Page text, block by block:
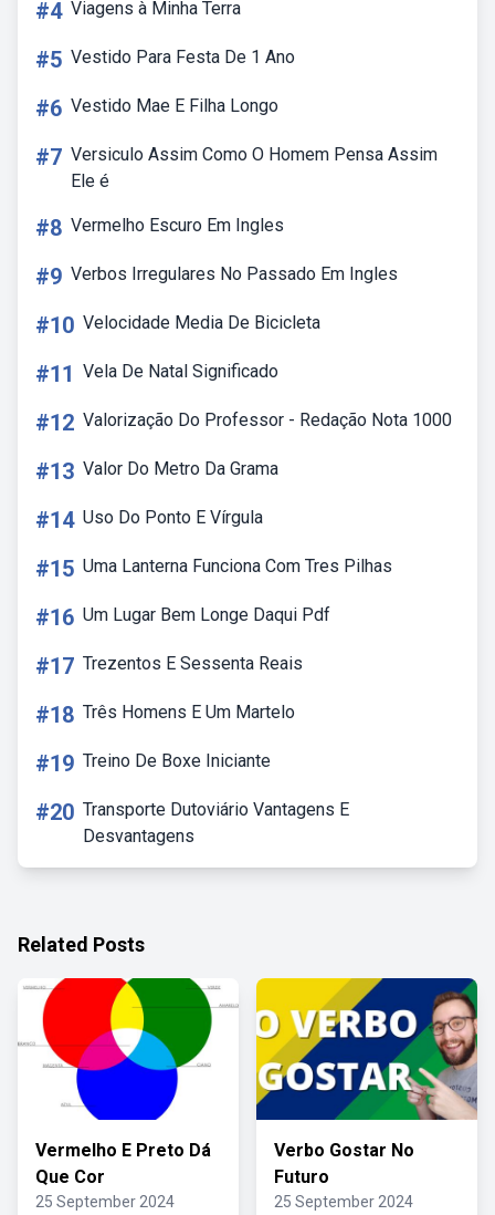
#4 Viagens à Minha Terra
#5 Vestido Para Festa De 1 Ano
#6 Vestido Mae E Filha Longo
#7 Versiculo Assim Como O Homem Pensa Assim
Ele é
#8 Vermelho Escuro Em Ingles
#9 Verbos Irregulares No Passado Em Ingles
#10 Velocidade Media De Bicicleta
#11 Vela De Natal Significado
#12 Valorização Do Professor - Redação Nota 1000
#13 Valor Do Metro Da Grama
#14 Uso Do Ponto E Vírgula
#15 Uma Lanterna Funciona Com Tres Pilhas
#16 Um Lugar Bem Longe Daqui Pdf
#17 Trezentos E Sessenta Reais
#18 Três Homens E Um Martelo
#19 Treino De Boxe Iniciante
#20 Transporte Dutoviário Vantagens E
Desvantagens
Related Posts
Vermelho E Preto Dá
Que Cor
25 September 2024
Verbo Gostar No
Futuro
25 September 2024